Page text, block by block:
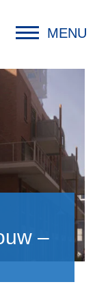
MENU
–